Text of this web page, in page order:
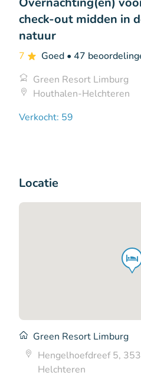
check-out midden in
natuur
7 Goed • 47
Green Resort Limburg
Houthalen-Helchteren
Verkocht: 59
Locatie
Green Resort Limburg
Hengelhoefdreef 5,
Helchteren